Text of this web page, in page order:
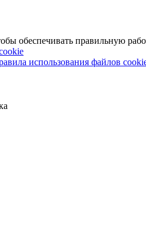
обеспечивать правильную
использования файлов